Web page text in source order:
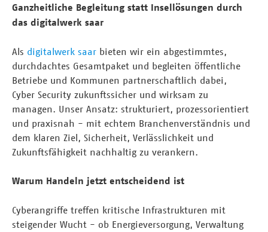
Ganzheitliche Begleitung statt Insellösungen durch
das digitalwerk saar
Als digitalwerk saar bieten wir ein abgestimmtes,
durchdachtes Gesamtpaket und begleiten öffentliche
Betriebe und Kommunen partnerschaftlich dabei,
Cyber Security zukunftssicher und wirksam zu
managen. Unser Ansatz: strukturiert, prozessorientiert
und praxisnah - mit echtem Branchenverständnis und
dem klaren Ziel, Sicherheit, Verlässlichkeit und
Zukunftsfähigkeit nachhaltig zu verankern.
Warum Handeln jetzt entscheidend ist
Cyberangriffe treffen kritische Infrastrukturen mit
steigender Wucht - ob Energieversorgung, Verwaltung